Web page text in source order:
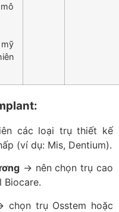
các loại trụ thiết kế
(ví dụ: Mis, Dentium).
→ nên chọn trụ cao
Biocare.
trụ Osstem hoặc